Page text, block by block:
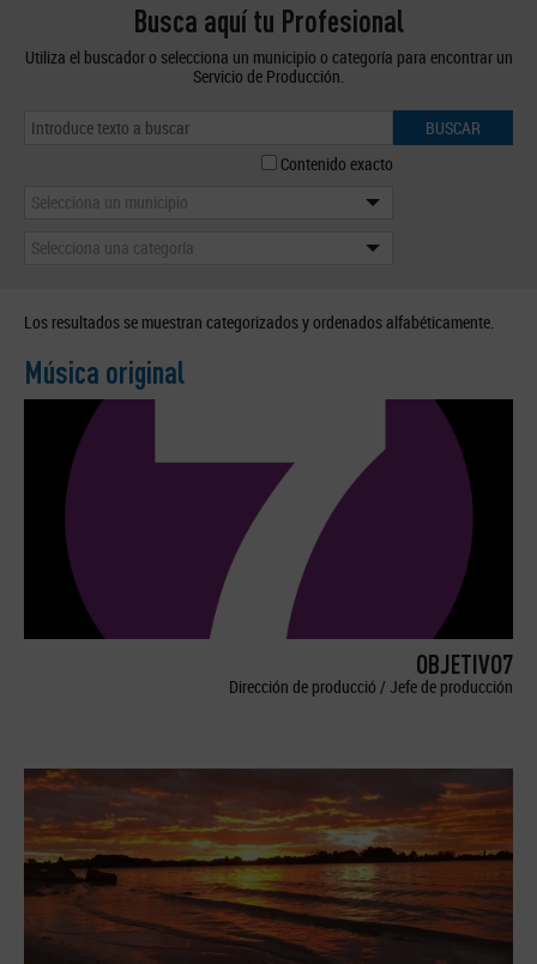
Busca aquí tu Profesional
Utiliza el buscador o selecciona un municipio o categoría para encontrar un
Servicio de Producción.
BUSCAR
Contenido exacto
Selecciona un municipio
Selecciona una categoría
Los resultados se muestran categorizados y ordenados alfabéticamente.
Música original
OBJETIVO7
Dirección de producció / Jefe de producción